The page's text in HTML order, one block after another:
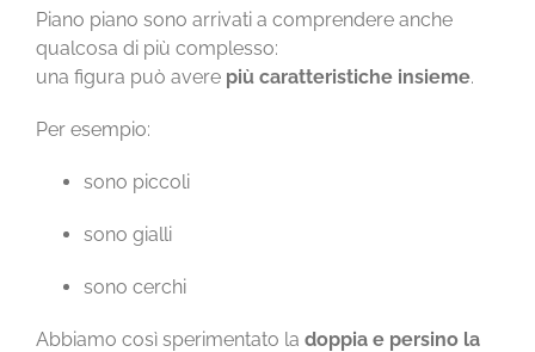
Piano piano sono arrivati a comprendere anche
qualcosa di più complesso:
una figura può avere più caratteristiche insieme.
Per esempio:
sono piccoli
sono gialli
sono cerchi
Abbiamo così sperimentato la doppia e persino la